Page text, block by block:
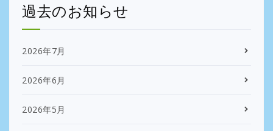
過去のお知らせ
2026年7月
2026年6月
2026年5月